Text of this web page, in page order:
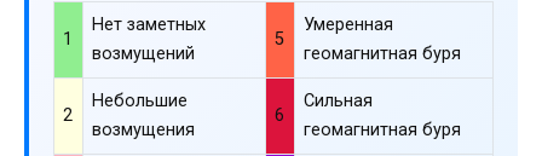
1
Нет заметных
возмущений
5
Умеренная
геомагнитная буря
2
Небольшие
возмущения
6
Сильная
геомагнитная буря